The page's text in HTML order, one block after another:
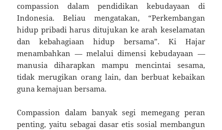
compassion dalam pendidikan kebudayaan di
Indonesia. Beliau mengatakan, “Perkembangan
hidup pribadi harus ditujukan ke arah keselamatan
dan kebahagiaan hidup bersama”. Ki Hajar
menambahkan — melalui dimensi kebudayaan —
manusia diharapkan mampu mencintai sesama,
tidak merugikan orang lain, dan berbuat kebaikan
guna kemajuan bersama.
Compassion dalam banyak segi memegang peran
penting, yaitu sebagai dasar etis sosial membangun